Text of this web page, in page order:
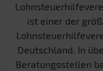
ist einer der
Deutschland. In
Beratungsstellen